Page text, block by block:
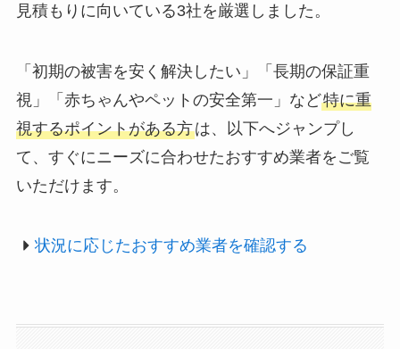
見積もりに向いている3社を厳選しました。
「初期の被害を安く解決したい」「長期の保証重
視」「赤ちゃんやペットの安全第一」など特に重
視するポイントがある方は、以下へジャンプし
て、すぐにニーズに合わせたおすすめ業者をご覧
いただけます。
状況に応じたおすすめ業者を確認する